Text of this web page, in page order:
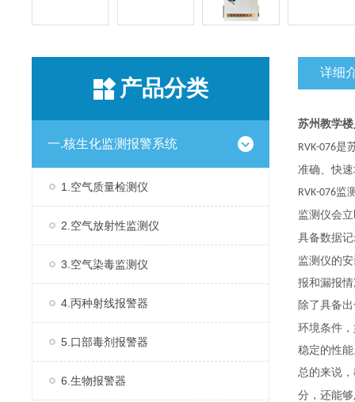
产品分类
一.核生化监测报警系统
1.空气质量检测仪
2.空气放射性监测仪
3.空气染毒监测仪
4.丙种射线报警器
5.口部毒剂报警器
6.生物报警器
详细
苏州教学
RVK-076是
准确、快
RVK-076监
监测仪会
具备数据
监测仪的
报和漏报
除了具备
环境条件
稳定的性
总的来说
分，还能